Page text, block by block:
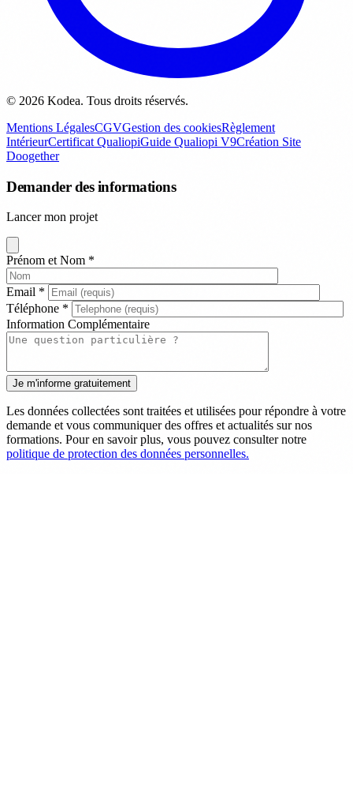
© 2026 Kodea. Tous droits réservés.
Mentions LégalesCGVGestion des cookiesRèglement
IntérieurCertificat QualiopiGuide Qualiopi V9Création Site
Doogether
Demander des informations
Lancer mon projet
Prénom et Nom *
Email *
Téléphone *
Information Complémentaire
Les données collectées sont traitées et utilisées pour répondre à votre
demande et vous communiquer des offres et actualités sur nos
formations. Pour en savoir plus, vous pouvez consulter notre
politique de protection des données personnelles.